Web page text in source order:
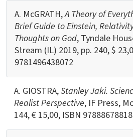
A. McGRATH,A Theory of
Brief Guide to Einstein,
Thoughts on God, Tyndale
Stream (IL) 2019, pp. 240, $
9781496438072
A. GIOSTRA,Stanley Jaki.
Realist Perspective, IF Press,
144, € 15,00, ISBN